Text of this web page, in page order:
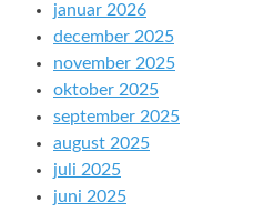
januar 2026
december 2025
november 2025
oktober 2025
september 2025
august 2025
juli 2025
juni 2025